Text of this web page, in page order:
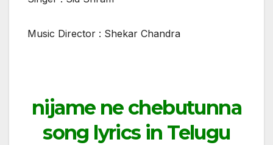
Music Director : Shekar Chandra
nijame ne chebutunna
song lyrics in Telugu